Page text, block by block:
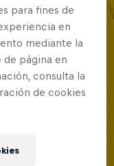
Historia:
para fines de
en
mediante la
página en
consulta la
de cookies